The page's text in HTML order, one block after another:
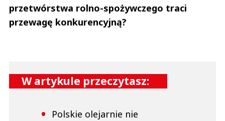
przetwórstwa rolno-spożywczego traci
przewagę konkurencyjną?
W artykule przeczytasz:
Polskie olejarnie nie